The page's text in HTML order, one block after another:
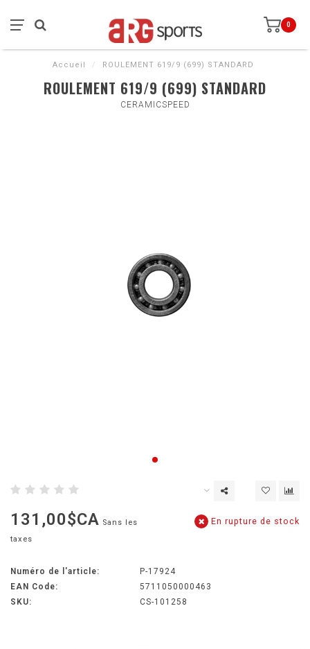
0
Accueil / ROULEMENT 619/9 (699) STANDARD
ROULEMENT 619/9 (699) STANDARD
CERAMICSPEED
131,00$CA Sans les
taxes
En rupture de stock
Numéro de l'article:
P-17924
EAN Code:
5711050000463
SKU:
CS-101258